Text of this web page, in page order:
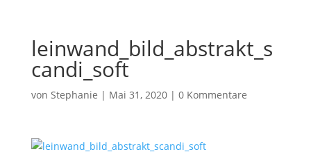
leinwand_bild_abstrakt_s
candi_soft
von Stephanie | Mai 31, 2020| 0 Kommentare